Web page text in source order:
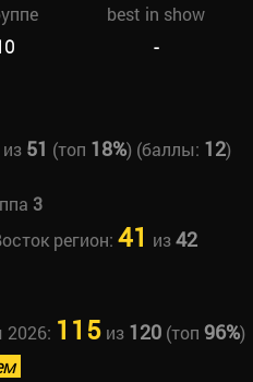
best in show
-
51 (топ 18%) (баллы: 12)
3
регион: 41 из42
2026: 115из 120(топ 96%)